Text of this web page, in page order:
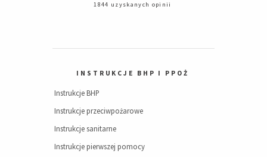
1844 uzyskanych opinii
INSTRUKCJE BHP I PPOŻ
Instrukcje BHP
Instrukcje przeciwpożarowe
Instrukcje sanitarne
Instrukcje pierwszej pomocy